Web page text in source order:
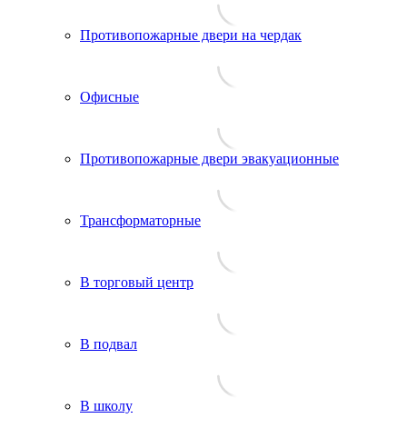
Противопожарные двери на чердак
Офисные
Противопожарные двери эвакуационные
Трансформаторные
В торговый центр
В подвал
В школу